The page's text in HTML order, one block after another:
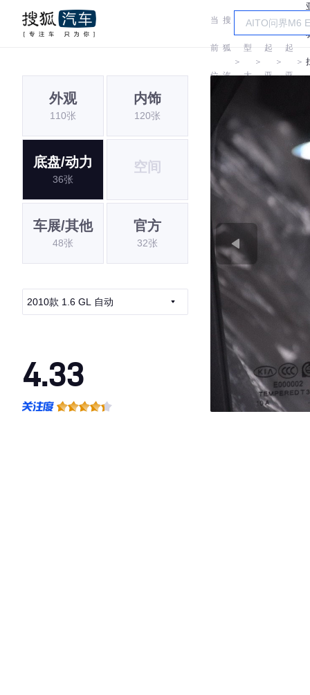
当
前
位
搜
狐
汽
＞
车
型
大
＞
起
亚
＞
起
亚
＞
外观
110张
内饰
120张
底盘/动力
36张
空间
车展/其他
48张
官方
32张
2010款 1.6 GL 自动
4.33